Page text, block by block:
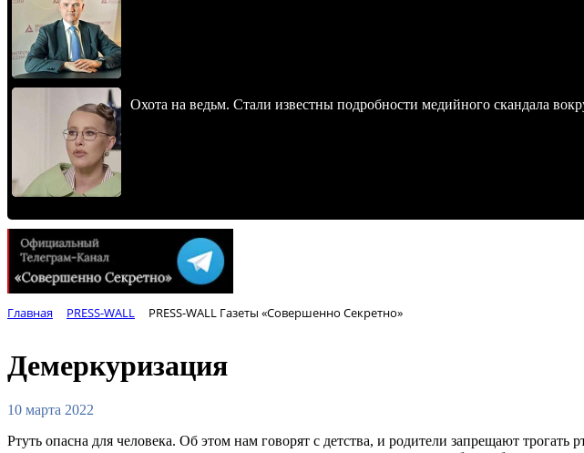
Охота на ведьм. Стали известны подробности медийного скандала
Главная PRESS-WALL PRESS-WALL Газеты «Совершенно Секретно»
Демеркуризация
10 марта 2022
Ртуть опасна для человека. Об этом нам говорят с детства, и родители запрещают